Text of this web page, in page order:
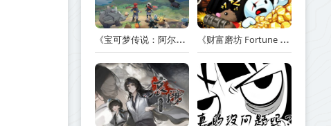
《宝可梦传说：阿尔宙斯 Pokémon Legends Arceus》v13.2.0【PC/手机双端】丨中文版网盘下载 《财富磨坊 Fortune Mill》Build.23517590-免安装中文版丨中文版网盘下载